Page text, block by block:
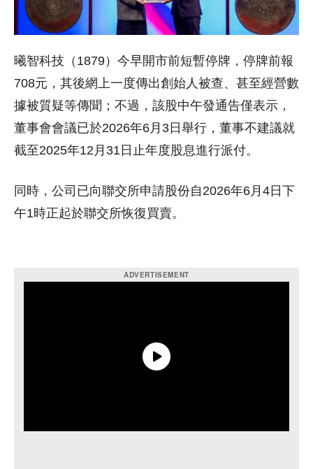
曦智科技（1879）今早開市前短暫停牌，停牌前報
708元，其後網上一度傳出創始人被查、甚至經營數
據被質疑等傳聞；不過，該股中午發通告僅表示，
董事會會議已於2026年6月3日舉行，董事不建議就
截至2025年12月31日止年度股息進行派付。
同時，公司已向聯交所申請股份自2026年6月4日下
午1時正起於聯交所恢復買賣。